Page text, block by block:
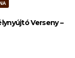
Verseny –